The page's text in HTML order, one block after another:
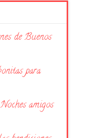
de Buenos
para
amigos